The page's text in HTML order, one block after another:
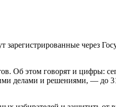
зарегистрированные через
Об этом говорят и цифры:
делами и решениями, — до